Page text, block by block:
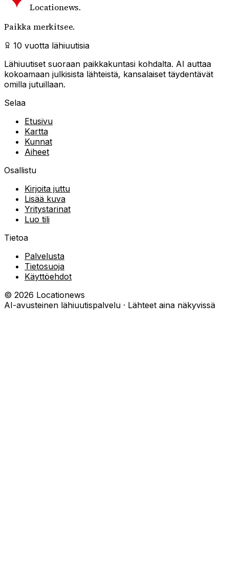
Locationews.
Paikka merkitsee.
10 vuotta lähiuutisia
Lähiuutiset suoraan paikkakuntasi kohdalta. AI auttaa
kokoamaan julkisista lähteistä, kansalaiset täydentävät
omilla jutuillaan.
Selaa
Etusivu
Kartta
Kunnat
Aiheet
Osallistu
Kirjoita juttu
Lisää kuva
Yritystarinat
Luo tili
Tietoa
Palvelusta
Tietosuoja
Käyttöehdot
© 2026 Locationews
AI-avusteinen lähiuutispalvelu · Lähteet aina näkyvissä